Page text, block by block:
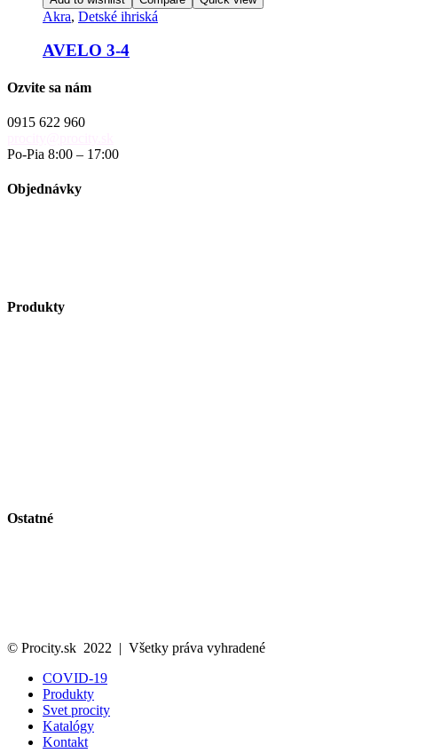
Akra, Detské ihriská
AVELO 3-4
Ozvite sa nám
0915 622 960
Po-Pia 8:00 – 17:00
Objednávky
Produkty
Ostatné
© Procity.sk 2022 | Všetky práva vyhradené
COVID-19
Produkty
Svet procity
Katalógy
Kontakt